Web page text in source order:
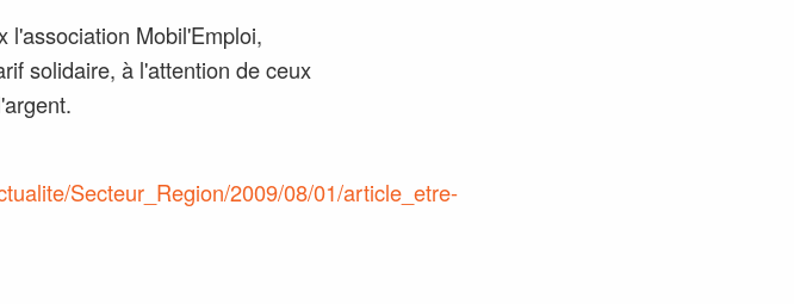
l'association Mobil'Emploi,
solidaire, à l'attention de ceux
Secteur_Region/2009/08/01/article_etre-